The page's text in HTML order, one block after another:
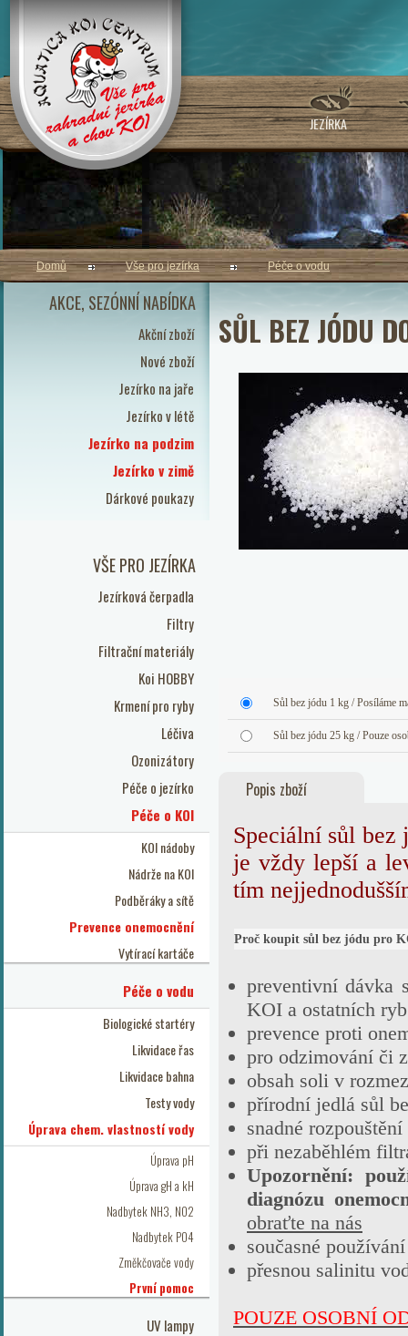
JEZÍRKA
AKCE, SEZÓNNÍ NABÍDKA
Akční zboží
Nové zboží
Jezírko na jaře
Jezírko v létě
Jezírko na podzim
Jezírko v zimě
Dárkové poukazy
VŠE PRO JEZÍRKA
Jezírková čerpadla
Filtry
Filtrační materiály
Koi HOBBY
Krmení pro ryby
Léčiva
Ozonizátory
Péče o jezírko
Péče o KOI
KOI nádoby
Nádrže na KOI
Podběráky a sítě
Prevence onemocnění
Vytírací kartáče
Péče o vodu
Biologické startéry
Likvidace řas
Likvidace bahna
Testy vody
Úprava chem. vlastností vody
Úprava pH
Úprava gH a kH
Nadbytek NH3, NO2
Nadbytek PO4
Změkčovače vody
První pomoc
UV lampy
Domů Vše pro jezírka Péče o vodu
SŮL BEZ JÓDU
Sůl bez jódu 1 kg / Posíláme
Sůl bez jódu 25 kg / Pouze
Popis zboží
Speciální sůl bez
je vždy lepší a
tím
Proč koupit sůl bez jódu pro
preventivní dávka
KOI a ostatních ryb
prevence proti
pro odzimování či
obsah soli v
přírodní jedlá sůl
snadné
při nezaběhlém
Upozornění:
diagnózu
obraťte na nás
současné
přesnou salinitu
POUZE OSOBNÍ